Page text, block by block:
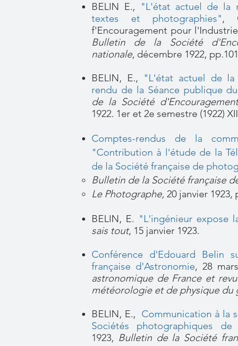
BELIN E.,
"L'état actuel de la
textes et photographies",
f'Encouragement pour
Bulletin de la Société
nationale, décembre 1922,
BELIN, E.,
"L'état actuel de la
rendu de la Séance publique
de la Société
1922. 1er et 2e semestre (1922)
Comptes-rendus de la
"Contribution à l'étude de la
de la Société française de
Bulletin de la Société française
Le Photographe, 20 janvier 1923,
BELIN, E. "L'ingénieur expose
sais tout, 15 janvier 1923.
Conférence d'Edouard Belin
française d'Astronomie, 28
astronomique de France et
météorologie et de physique du
BELIN, E., Communication à la
Sociétés photographiques de
1923, Bulletin de la Société